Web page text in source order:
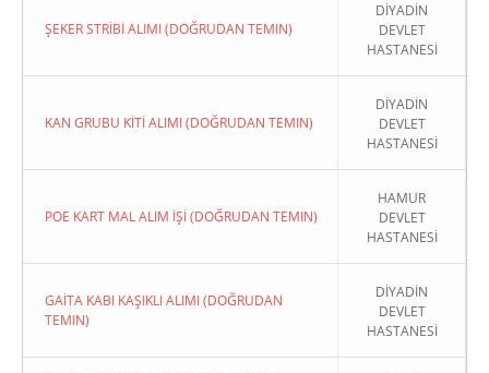
ŞEKER STRİBİ ALIMI (DOĞRUDAN TEMIN)
DİYADİN
DEVLET
HASTANESİ
KAN GRUBU KİTİ ALIMI (DOĞRUDAN TEMIN)
DİYADİN
DEVLET
HASTANESİ
POE KART MAL ALIM İŞİ (DOĞRUDAN TEMIN)
HAMUR
DEVLET
HASTANESİ
GAİTA KABI KAŞIKLI ALIMI (DOĞRUDAN
TEMIN)
DİYADİN
DEVLET
HASTANESİ